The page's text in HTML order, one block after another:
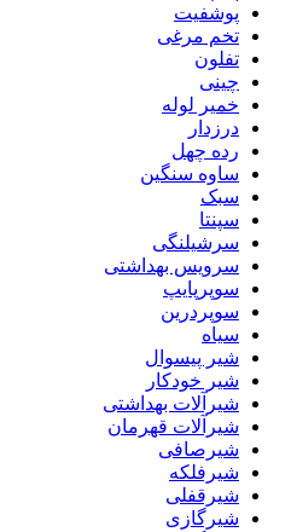
پوشفیت
تخم مرغی
تفلون
چینی
خمیر لوله
درزدار
رده چهل
ساوه سنگین
سبک
سپنتا
سرشیلنگی
سرویس بهداشتی
سوپرپایپ
سوپردرین
سیاه
شیر پیسوال
شیر خودکار
شیرآلات بهداشتی
شیرآلات قهرمان
شیرصافی
شیرفلکه
شیرقفلی
شیرگازی